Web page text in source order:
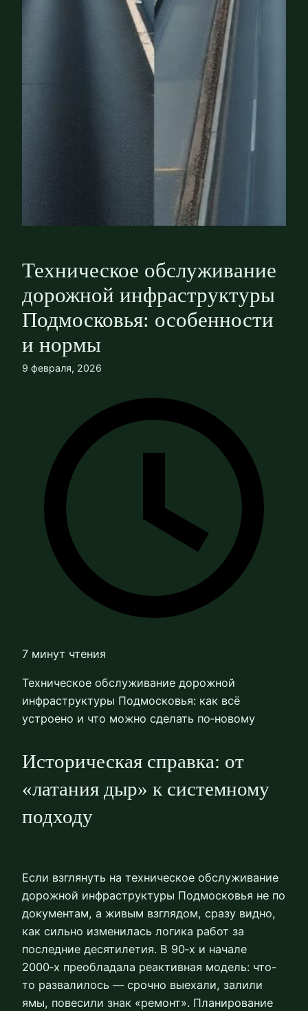
Техническое обслуживание
дорожной инфраструктуры
Подмосковья: особенности
и нормы
9 февраля, 2026
7 минут чтения
Техническое обслуживание дорожной
инфраструктуры Подмосковья: как всё
устроено и что можно сделать по‑новому
Историческая справка: от
«латания дыр» к системному
подходу
Если взглянуть на техническое обслуживание
дорожной инфраструктуры Подмосковья не по
документам, а живым взглядом, сразу видно,
как сильно изменилась логика работ за
последние десятилетия. В 90‑х и начале
2000‑х преобладала реактивная модель: что-
то развалилось — срочно выехали, залили
ямы, повесили знак «ремонт». Планирование